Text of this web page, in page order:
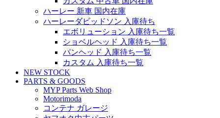
ハーレー 新車 国内在庫
ハーレーダビッドソン 入庫待ち
エボリューション 入庫待ち一覧
ショベルヘッド 入庫待ち一覧
パンヘッド 入庫待ち一覧
カスタム 入庫待ち一覧
NEW STOCK
PARTS & GOODS
MYP Parts Web Shop
Motorimoda
コンテナ ガレージ